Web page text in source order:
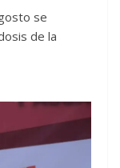
se
de la